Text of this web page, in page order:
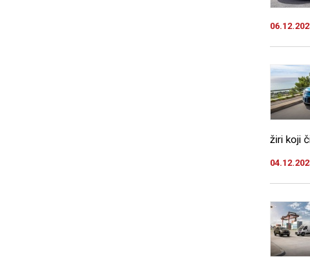
žiri koji